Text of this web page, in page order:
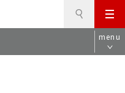
メ
ニ
ュ
menu